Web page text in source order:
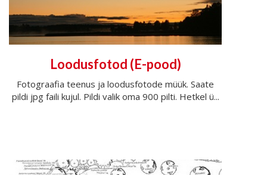
Loodusfotod (E-pood)
Fotograafia teenus ja loodusfotode müük. Saate
pildi jpg faili kujul. Pildi valik oma 900 pilti. Hetkel ü...